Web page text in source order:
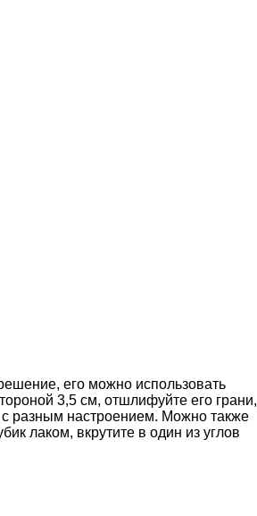
его можно использовать
3,5 см, отшлифуйте его грани,
с разным настроением. Можно также
лаком, вкрутите в один из углов